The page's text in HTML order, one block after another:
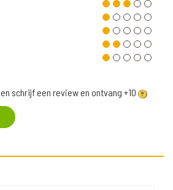
en schrijf een review en ontvang +10